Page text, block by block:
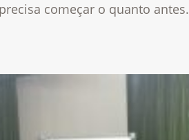
começar o quanto antes.